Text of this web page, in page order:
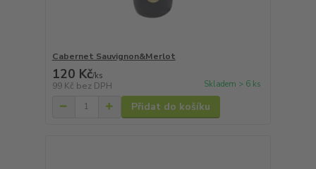
Cabernet Sauvignon&Merlot
120 Kč/ks
99 Kč bez DPH Skladem > 6 ks
Přidat do košíku